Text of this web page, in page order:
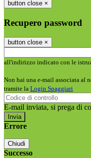
button close ×
Recupero password
button close ×
all'indirizzo indicato con le
Non hai una e-mail associata al
tramite la Login Spaggiari
E-mail inviata, si prega di
Errore
Chiudi
Successo